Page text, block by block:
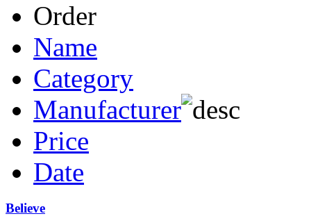
Order
Name
Category
Manufacturer
Price
Date
Believe